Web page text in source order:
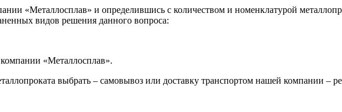
«Металлосплав» и определившись с количеством и номенклатурой
видов решения данного вопроса:
«Металлосплав».
выбрать – самовывоз или доставку транспортом нашей компании –